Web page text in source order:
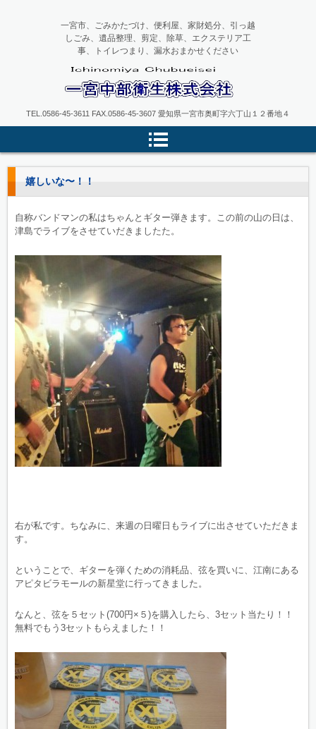
一宮中部衛生
一宮市、ごみかたづけ、便利屋、家財処分、引っ越
しごみ、遺品整理、剪定、除草、エクステリア工
事、トイレつまり、漏水おまかせください
TEL.0586-45-3611 FAX.0586-45-3607 愛知県一宮市奥町字六丁山１２番地４
嬉しいな〜！！
自称バンドマンの私はちゃんとギター弾きます。この前の山の日は、
津島でライブをさせていだきましたた。
右が私です。ちなみに、来週の日曜日もライブに出させていただきま
す。
ということで、ギターを弾くための消耗品、弦を買いに、江南にある
アピタビラモールの新星堂に行ってきました。
なんと、弦を５セット(700円×５)を購入したら、3セット当たり！！
無料でもう3セットもらえました！！